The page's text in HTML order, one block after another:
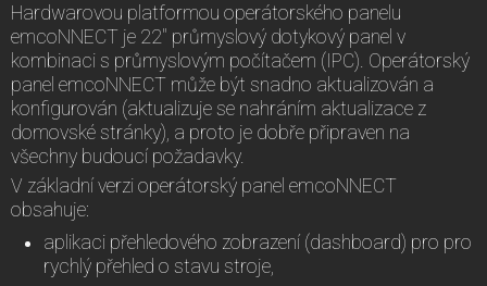
Hardwarovou platformou operátorského panelu
emcoNNECT je 22" průmyslový dotykový panel v
kombinaci s průmyslovým počítačem (IPC). Operátorský
panel emcoNNECT může být snadno aktualizován a
konfigurován (aktualizuje se nahráním aktualizace z
domovské stránky), a proto je dobře připraven na
všechny budoucí požadavky.
V základní verzi operátorský panel emcoNNECT
obsahuje:
aplikaci přehledového zobrazení (dashboard) pro pro
rychlý přehled o stavu stroje,